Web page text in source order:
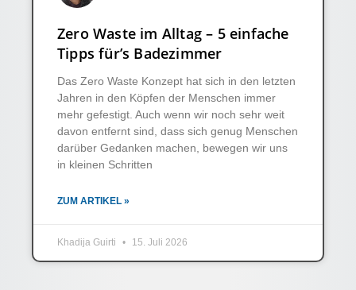
Zero Waste im Alltag – 5 einfache
Tipps für’s Badezimmer
Das Zero Waste Konzept hat sich in den letzten
Jahren in den Köpfen der Menschen immer
mehr gefestigt. Auch wenn wir noch sehr weit
davon entfernt sind, dass sich genug Menschen
darüber Gedanken machen, bewegen wir uns
in kleinen Schritten
ZUM ARTIKEL »
Khadija Guirti 15. Juli 2026